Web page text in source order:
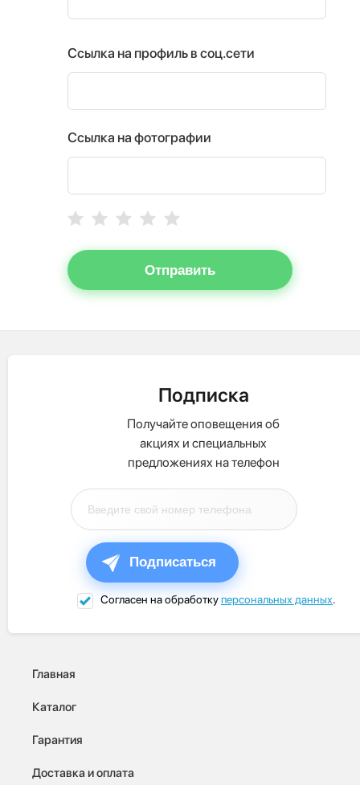
Ссылка на профиль в соц.сети
Ссылка на фотографии
Отправить
Подписка
Получайте оповещения об
акциях и специальных
предложениях на телефон
Подписаться
Согласен на обработкуперсональных данных.
Главная
Каталог
Гарантия
Доставка и оплата